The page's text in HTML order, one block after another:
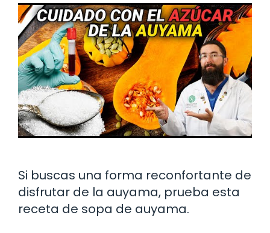
Si buscas una forma reconfortante de
disfrutar de la auyama, prueba esta
receta de sopa de auyama.